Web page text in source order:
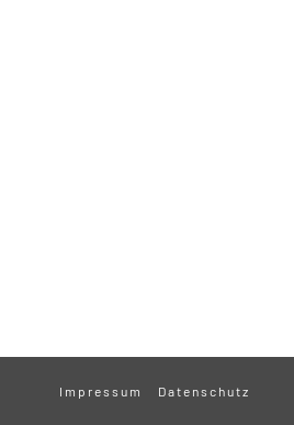
Impressum Datenschutz